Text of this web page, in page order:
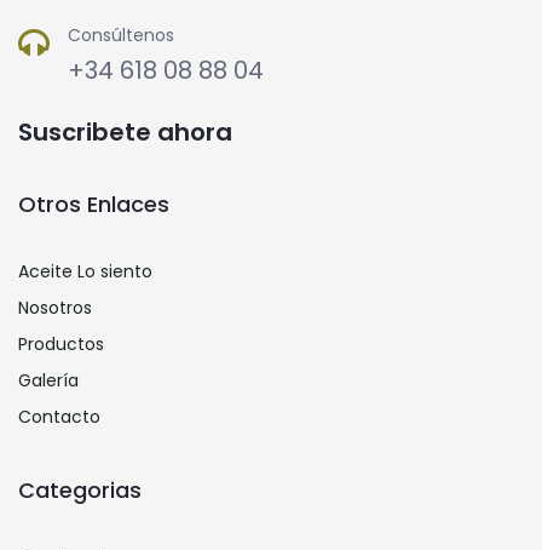
Consúltenos
+34 618 08 88 04
Suscribete ahora
Otros Enlaces
Aceite Lo siento
Nosotros
Productos
Galería
Contacto
Categorias